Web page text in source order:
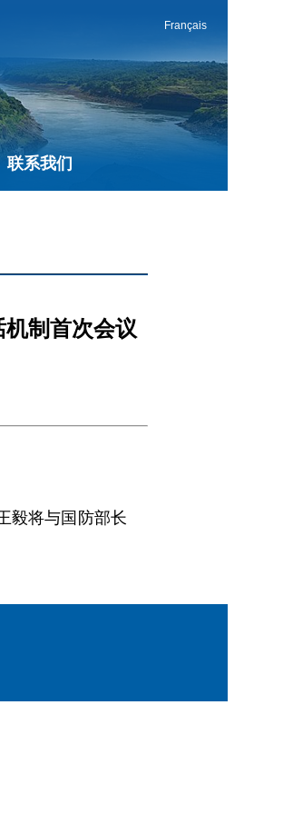
Français
联系我们
制首次会议
毅将与国防部长